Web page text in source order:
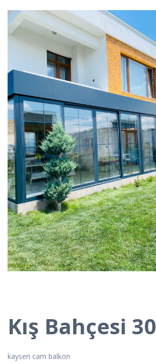
Kış Bahçesi 30
kayseri cam balkon